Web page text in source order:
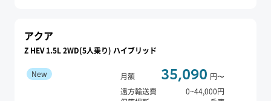
アクア
Z HEV 1.5L 2WD(5人乗り) ハイブリッド
New 月額 35,090 円〜
遠方輸送費
0~44,000円